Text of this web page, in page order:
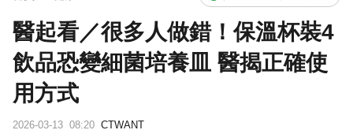
醫起看／很多人做錯！保溫杯裝4
飲品恐變細菌培養皿 醫揭正確使
用方式
2026-03-13 08:20 CTWANT